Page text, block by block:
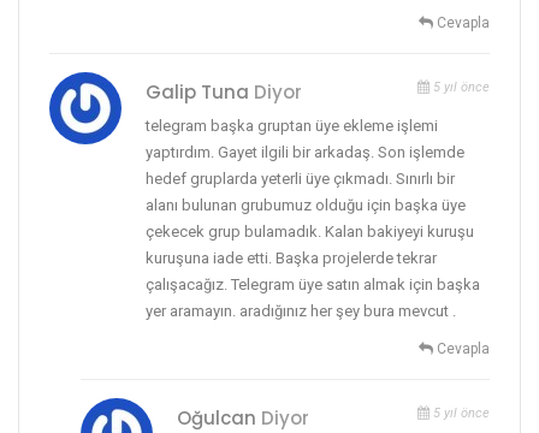
Cevapla
Galip Tuna Diyor 5 yıl önce
telegram başka gruptan üye ekleme işlemi
yaptırdım. Gayet ilgili bir arkadaş. Son işlemde
hedef gruplarda yeterli üye çıkmadı. Sınırlı bir
alanı bulunan grubumuz olduğu için başka üye
çekecek grup bulamadık. Kalan bakiyeyi kuruşu
kuruşuna iade etti. Başka projelerde tekrar
çalışacağız. Telegram üye satın almak için başka
yer aramayın. aradığınız her şey bura mevcut .
Cevapla
Oğulcan Diyor 5 yıl önce